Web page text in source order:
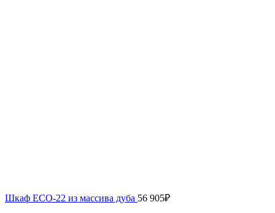
Шкаф ECO-22 из массива дуба 56 905₽